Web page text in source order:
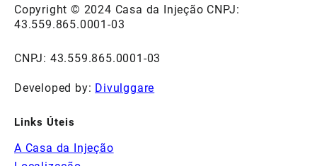
Copyright © 2024 Casa da Injeção CNPJ:
43.559.865.0001-03
CNPJ: 43.559.865.0001-03
Developed by: Divulggare
Links Úteis
A Casa da Injeção